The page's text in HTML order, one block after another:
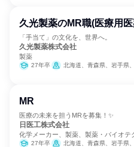
久光製薬のMR職(医療用
「手当て」の文化を、世界へ。
久光製薬株式会社
製薬
27年卒 北海道、青森県、岩手県、宮城県、秋田県、山形県、福島県、茨城県、栃木県、群馬県、埼玉県、千葉県、東京都、神奈川県、新潟県、富山県、石川県、福井県、山梨県、長野県、岐阜県、静岡県、愛知県、三重県、滋賀県、京都府、大阪府、兵庫県、奈良県、和歌山県、鳥取県、島根県、岡山県、広島県、山口県、徳島県、香川県、愛媛県、高知県、福岡県、佐賀県、長崎県、
MR
医療の未来を担うMRを募集！✨
日医工株式会社
化学メーカー、製薬、製薬・バイオテ
27年卒 北海道、青森県、岩手県、宮城県、秋田県、山形県、福島県、茨城県、栃木県、群馬県、埼玉県、千葉県、東京都、神奈川県、新潟県、富山県、石川県、福井県、山梨県、長野県、岐阜県、静岡県、愛知県、三重県、滋賀県、京都府、大阪府、兵庫県、奈良県、和歌山県、鳥取県、島根県、岡山県、広島県、山口県、徳島県、香川県、愛媛県、高知県、福岡県、佐賀県、長崎県、